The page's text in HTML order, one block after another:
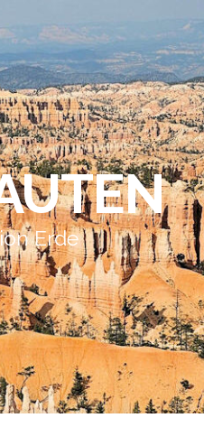
Erde